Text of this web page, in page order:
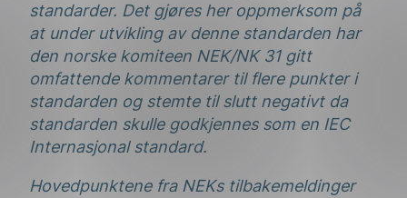
standarder. Det gjøres her oppmerksom på
at under utvikling av denne standarden har
den norske komiteen NEK/NK 31 gitt
omfattende kommentarer til flere punkter i
standarden og stemte til slutt negativt da
standarden skulle godkjennes som en IEC
Internasjonal standard.
Hovedpunktene fra NEKs tilbakemeldinger